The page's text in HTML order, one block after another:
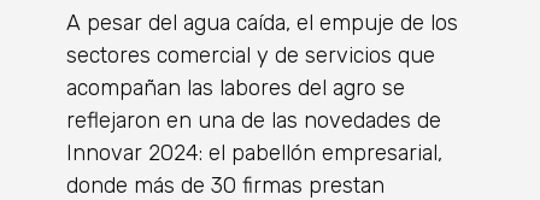
A pesar del agua caída, el empuje de los
sectores comercial y de servicios que
acompañan las labores del agro se
reflejaron en una de las novedades de
Innovar 2024: el pabellón empresarial,
donde más de 30 firmas prestan